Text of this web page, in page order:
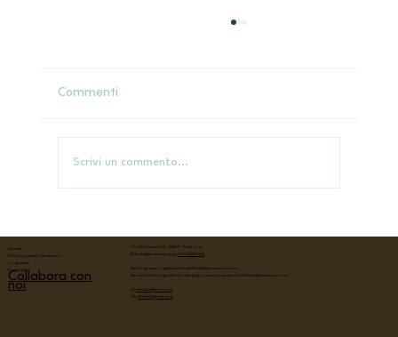
Commenti
Scrivi un commento...
Servizi
Protagoniste d'impresa
Lo spazio
Contatti
Collabora con
noi
Via Piovese 225, 35127 - Padova
WhatsApp messaggi:
376 1253784
Per lo spazio e gli eventi: lab@lab38padova.com
Per servizi fotografici e noleggio sala posa: photo@lab38padova.com
IG:
@lab38padova
FB: @lab38padova